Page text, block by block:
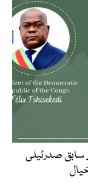
سابق صدرٹیلی